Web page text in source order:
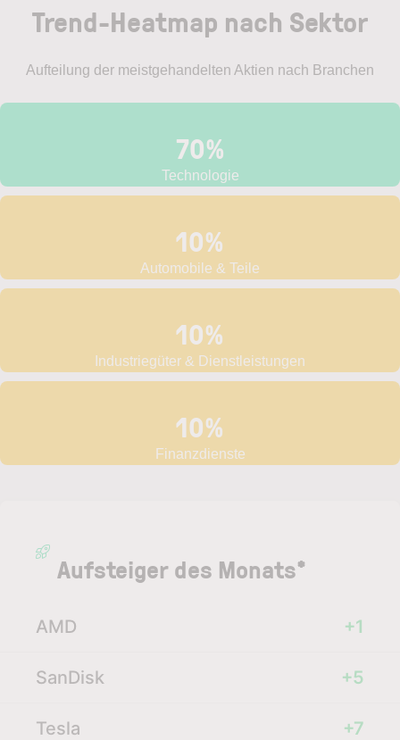
Trend-Heatmap nach Sektor
Aufteilung der meistgehandelten Aktien nach Branchen
70%
Technologie
10%
Automobile & Teile
10%
Industriegüter & Dienstleistungen
10%
Finanzdienste
Aufsteiger des Monats*
AMD +1
SanDisk +5
Tesla +7